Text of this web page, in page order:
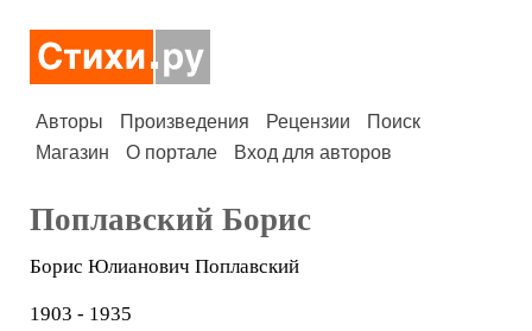
Авторы Произведения Рецензии
Поиск
Магазин
О портале Вход для авторов
Поплавский Борис
Борис Юлианович Поплавский
1903 - 1935